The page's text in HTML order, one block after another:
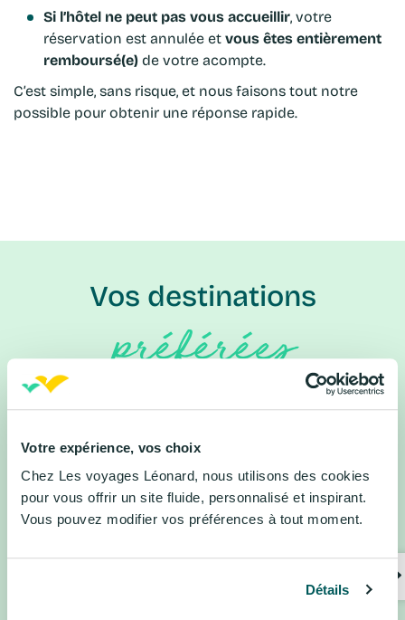
Votre expérience, vos choix
Chez Les voyages Léonard, nous utilisons des cookies
pour vous offrir un site fluide, personnalisé et inspirant.
Vous pouvez modifier vos préférences à tout moment.
Détails
Si l’hôtel ne peut pas vous accueillir, votre
réservation est annulée etvous êtes entièrement
remboursé(e)de votre acompte.
C’est simple, sans risque, et nous faisons tout notre
possible pour obtenir une réponse rapide.
Vos destinations
préférées
Forest National, Belgique
Costa Brava, Espagne
Lloret de Mar, Espagne
Disneyland® Paris, France
Normandie, France
Occitanie, France
Paris, France
Vosges, France
Florence, Italie
Riviera Adriatique, Italie
Venise, Italie
Algarve, Portugal